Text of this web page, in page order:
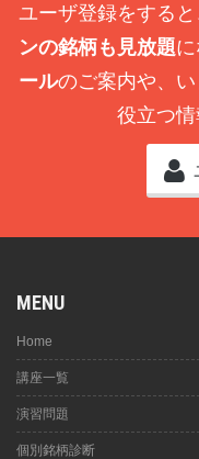
ユーザ登録をすると
ンの銘柄も見放題
ールのご案内や、い
役立つ情
MENU
Home
講座一覧
演習問題
個別銘柄診断